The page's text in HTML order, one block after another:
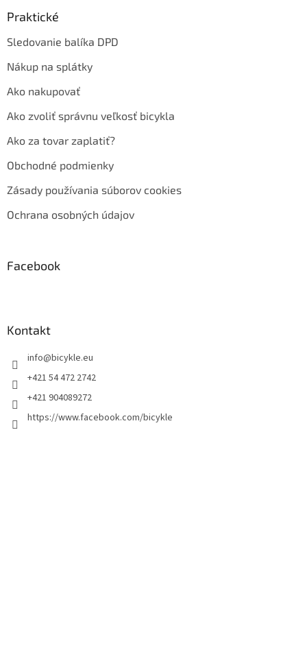
Praktické
Sledovanie balíka DPD
Nákup na splátky
Ako nakupovať
Ako zvoliť správnu veľkosť bicykla
Ako za tovar zaplatiť?
Obchodné podmienky
Zásady používania súborov cookies
Ochrana osobných údajov
Facebook
Kontakt
info@bicykle.eu
+421 54 472 2742
+421 904089272
https://www.facebook.com/bicykle